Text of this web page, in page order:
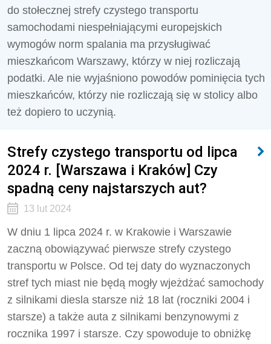
do stołecznej strefy czystego transportu
samochodami niespełniającymi europejskich
wymogów norm spalania ma przysługiwać
mieszkańcom Warszawy, którzy w niej rozliczają
podatki. Ale nie wyjaśniono powodów pominięcia tych
mieszkańców, którzy nie rozliczają się w stolicy albo
też dopiero to uczynią.
Strefy czystego transportu od lipca
2024 r. [Warszawa i Kraków] Czy
spadną ceny najstarszych aut?
13 lut 2024
W dniu 1 lipca 2024 r. w Krakowie i Warszawie
zaczną obowiązywać pierwsze strefy czystego
transportu w Polsce. Od tej daty do wyznaczonych
stref tych miast nie będą mogły wjeżdżać samochody
z silnikami diesla starsze niż 18 lat (roczniki 2004 i
starsze) a także auta z silnikami benzynowymi z
rocznika 1997 i starsze. Czy spowoduje to obniżkę